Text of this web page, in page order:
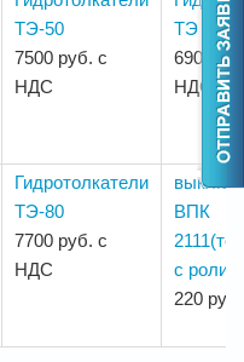
ТЭ-50
7500 руб. с
НДС
ТЭ – 80
6900
НДС
Гидротолкатели
ТЭ-80
7700 руб. с
НДС
ВПК
с
220